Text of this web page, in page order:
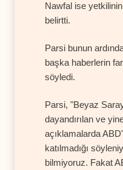
Nawfal ise
belirtti.
Parsi bunun
başka haberlerin
söyledi.
Parsi, "Beyaz
dayandırılan ve
açıklamalarda
katılmadığı
bilmiyoruz. Fakat